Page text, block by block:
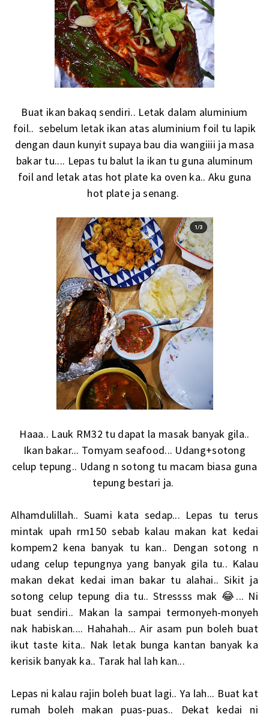
Buat ikan bakaq sendiri.. Letak dalam aluminium
foil.. sebelum letak ikan atas aluminium foil tu lapik
dengan daun kunyit supaya bau dia wangiiii ja masa
bakar tu.... Lepas tu balut la ikan tu guna aluminum
foil and letak atas hot plate ka oven ka.. Aku guna
hot plate ja senang.
Haaa.. Lauk RM32 tu dapat la masak banyak gila..
Ikan bakar... Tomyam seafood... Udang+sotong
celup tepung.. Udang n sotong tu macam biasa guna
tepung bestari ja.
Alhamdulillah.. Suami kata sedap... Lepas tu terus
mintak upah rm150 sebab kalau makan kat kedai
kompem2 kena banyak tu kan.. Dengan sotong n
udang celup tepungnya yang banyak gila tu.. Kalau
makan dekat kedai iman bakar tu alahai.. Sikit ja
sotong celup tepung dia tu.. Stressss mak 😂... Ni
buat sendiri.. Makan la sampai termonyeh-monyeh
nak habiskan.... Hahahah... Air asam pun boleh buat
ikut taste kita.. Nak letak bunga kantan banyak ka
kerisik banyak ka.. Tarak hal lah kan...
Lepas ni kalau rajin boleh buat lagi.. Ya lah... Buat kat
rumah boleh makan puas-puas.. Dekat kedai ni